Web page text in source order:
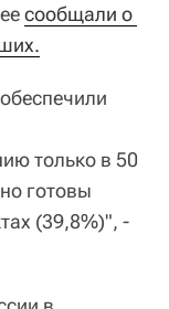
сообщали о
только в 50
готовы
(39,8%)", -